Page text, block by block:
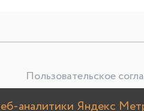
Пользовательское
аналитики Яндекс